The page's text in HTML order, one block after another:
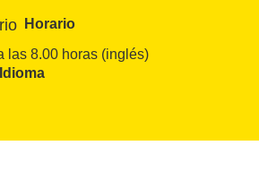
Horario
las 8.00 horas (inglés)
Idioma